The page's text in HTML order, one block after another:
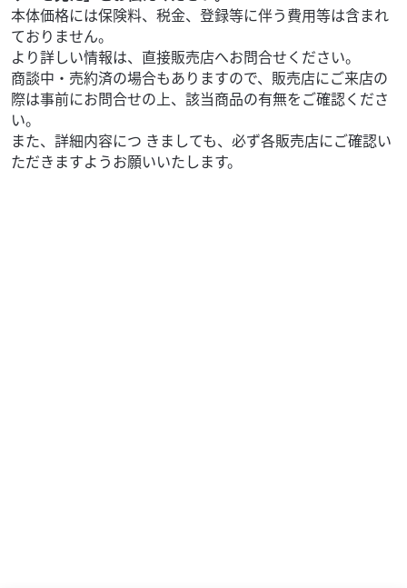
本体価格には保険料、税金、登録等に伴う費用等は含まれ
ておりません。
より詳しい情報は、直接販売店へお問合せください。
商談中・売約済の場合もありますので、販売店にご来店の
際は事前にお問合せの上、該当商品の有無をご確認くださ
い。
また、詳細内容につ きましても、必ず各販売店にご確認い
ただきますようお願いいたします。